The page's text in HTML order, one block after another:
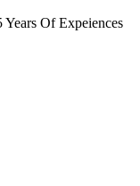
Of Expeiences